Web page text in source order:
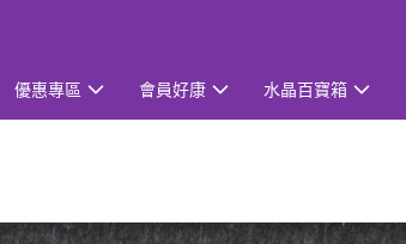
優惠專區 會員好康 水晶百寶箱